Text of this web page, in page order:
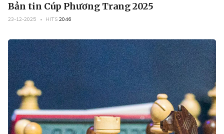
Bản tin Cúp Phương Trang 2025
23-12-2025 HITS 2046